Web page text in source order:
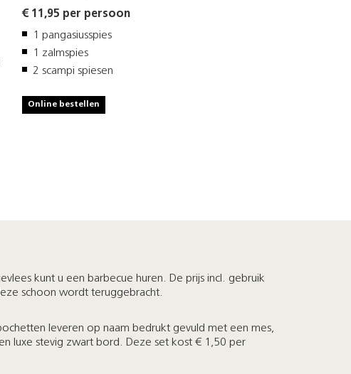
€ 11,95 per persoon
1 pangasiusspies
1 zalmspies
2 scampi spiesen
Online bestellen
kunt u een barbecue huren. De prijs incl. gebruik
schoon wordt teruggebracht.
leveren op naam bedrukt gevuld met een mes,
luxe stevig zwart bord. Deze set kost € 1,50 per